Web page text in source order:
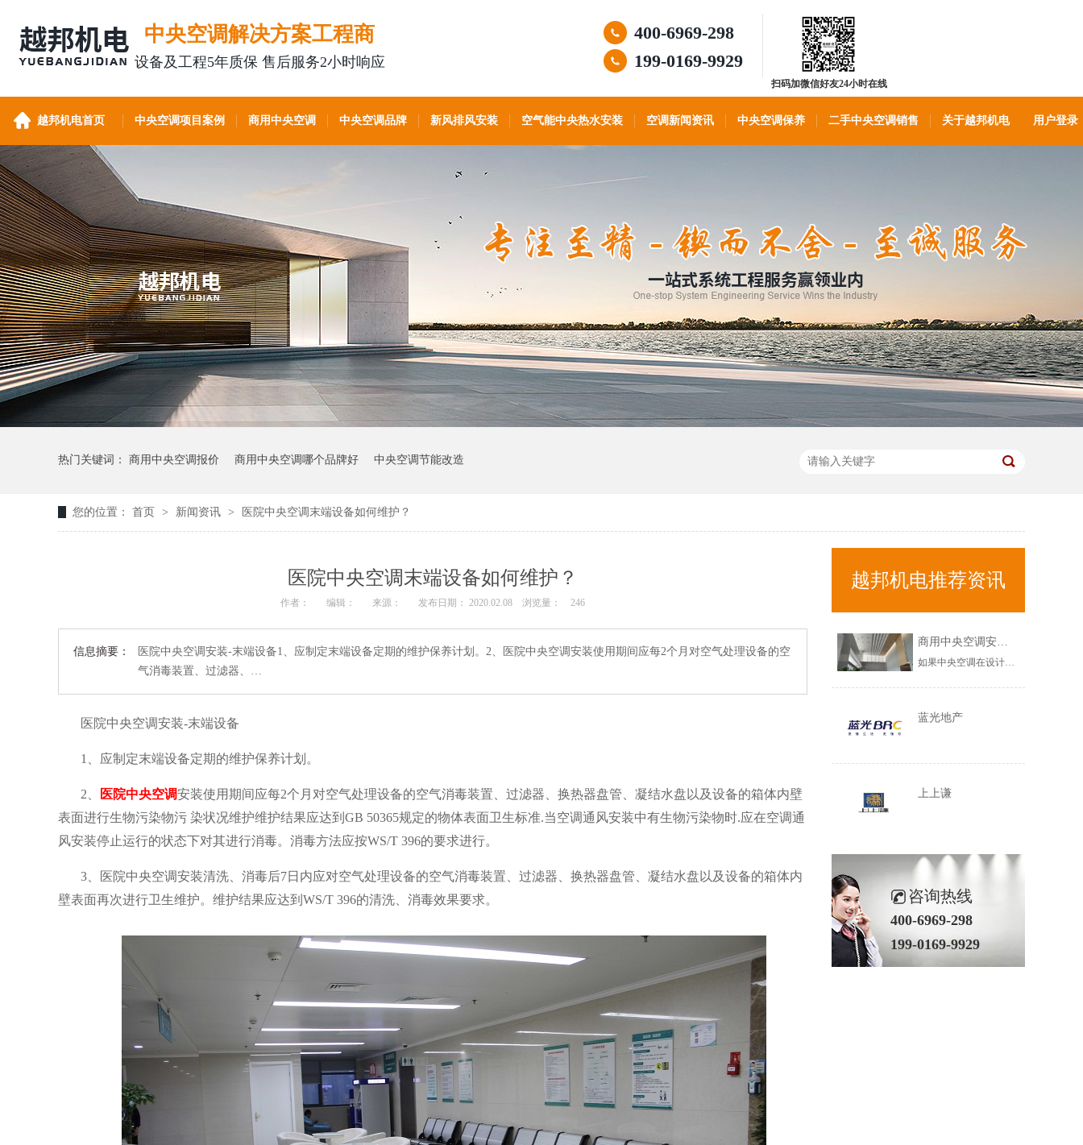
中央空调解决方案工程商
设备及工程5年质保 售后服务2小时响应
400-6969-298
199-0169-9929
扫码加微信好友24小时在线
越邦机电首页 中央空调项目案例 商用中央空调 中央空调品牌 新风排风安装 空气能中央热水安装 空调新闻资讯 中央空调保养 二手中央空调销售 关于越邦机电 用户登录
热门关键词： 商用中央空调报价 商用中央空调哪个品牌好 中央空调节能改造
您的位置： 首页 > 新闻资讯 > 医院中央空调末端设备如何维护？
医院中央空调末端设备如何维护？
作者： 编辑： 来源： 发布日期： 2020.02.08 浏览量： 246
信息摘要：
医院中央空调安装-末端设备1、应制定末端设备定期的维护保养计划。2、医院中央空调安装使用期间应每2个月对空气处理设备的空
气消毒装置、过滤器、…
医院中央空调安装-末端设备
1、应制定末端设备定期的维护保养计划。
2、 医院中央空调安装使用期间应每2个月对空气处理设备的空气消毒装置、过滤器、换热器盘管、凝结水盘以及设备的箱体内壁
表面进行生物污染物污 染状况维护维护结果应达到GB 50365规定的物体表面卫生标准.当空调通风安装中有生物污染物时.应在空调通
风安装停止运行的状态下对其进行消毒。消毒方法应按WS/T 396的要求进行。
3、 医院中央空调安装清洗、消毒后7日内应对空气处理设备的空气消毒装置、过滤器、换热器盘管、凝结水盘以及设备的箱体内
壁表面再次进行卫生维护。维护结果应达到WS/T 396的清洗、消毒效果要求。
越邦机电推荐资讯
商用中央空调安装不当，会出现哪些问题？
如果中央空调在设计以及安装环节，出现问题的话，那需要在中央空调调试验收环节，注意以下几个问题，希望对您有所帮助！商用中央空调安装不当，会出现哪些问题？1、商用中央空调漏水问题如果在调试环节，发现商用中央空调出现漏水的情况，需要立马修复，这不是中央空调正常使用现象，而是中央空调安装不规范造成的，......
蓝光地产
上上谦
咨询热线
400-6969-298
199-0169-9929